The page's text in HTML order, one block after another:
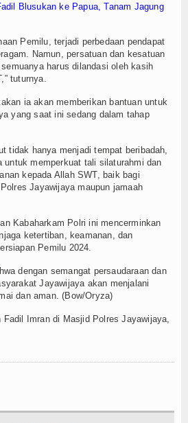
Blusukan ke Papua, Tanam Jagung
Pemilu, terjadi perbedaan pendapat
Namun, persatuan dan kesatuan
harus dilandasi oleh kasih
tuturnya.
ia akan memberikan bantuan untuk
yang saat ini sedang dalam tahap
tidak hanya menjadi tempat beribadah,
untuk memperkuat tali silaturahmi dan
kepada Allah SWT, baik bagi
Jayawijaya maupun jamaah
Kabaharkam Polri ini mencerminkan
ketertiban, keamanan, dan
Pemilu 2024.
dengan semangat persaudaraan dan
Jayawijaya akan menjalani
dan aman. (Bow/Oryza)
Fadil Imran di Masjid Polres Jayawijaya,